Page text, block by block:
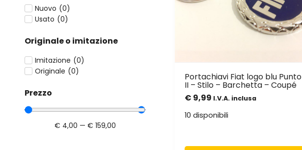
Nuovo (0)
Usato (0)
Originale o imitazione
Imitazione (0)
Originale (0)
Prezzo
€ 4,00 — € 159,00
Portachiavi Fiat logo blu Punto
II – Stilo – Barchetta – Coupé
€ 9,99 I.V.A. inclusa
10 disponibili